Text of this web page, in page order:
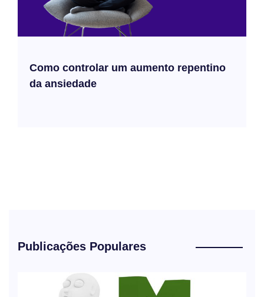
Como controlar um aumento repentino
da ansiedade
Publicações Populares